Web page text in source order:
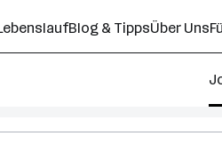
Blog & TippsÜber Uns